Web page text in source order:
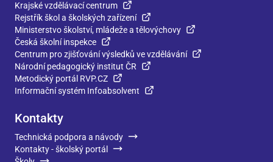
Krajské vzdělávací centrum
Rejstřík škol a školských zařízení
Ministerstvo školství, mládeže a tělovýchovy
Česká školní inspekce
Centrum pro zjišťování výsledků ve vzdělávání
Národní pedagogický institut ČR
Metodický portál RVP.CZ
Informační systém Infoabsolvent
Kontakty
Technická podpora a návody
Kontakty - školský portál